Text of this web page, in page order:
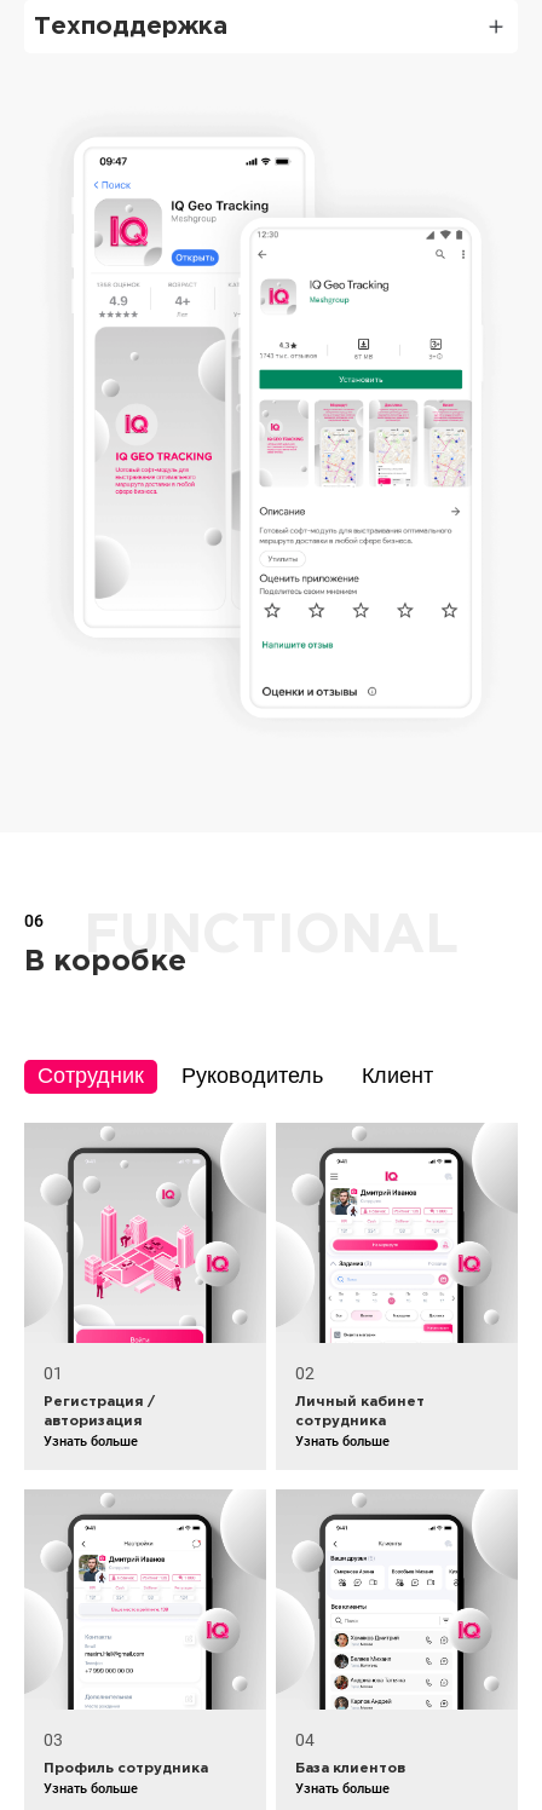
Техподдержка
FUNCTIONAL
06
В коробке
Сотрудник Руководитель Клиент
01
Регистрация /
авторизация
Узнать больше
02
Личный кабинет
сотрудника
Узнать больше
03
Профиль сотрудника
Узнать больше
04
База клиентов
Узнать больше